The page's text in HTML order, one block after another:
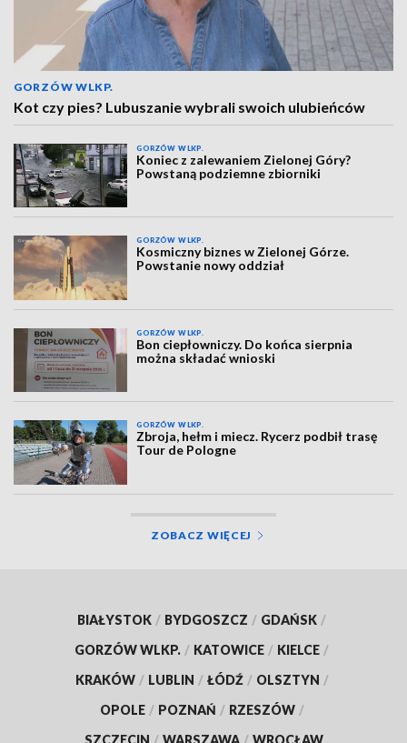
GORZÓW WLKP.
Kot czy pies? Lubuszanie wybrali swoich ulubieńców
GORZÓW WLKP.
Koniec z zalewaniem Zielonej Góry?
Powstaną podziemne zbiorniki
GORZÓW WLKP.
Kosmiczny biznes w Zielonej Górze.
Powstanie nowy oddział
GORZÓW WLKP.
Bon ciepłowniczy. Do końca sierpnia
można składać wnioski
GORZÓW WLKP.
Zbroja, hełm i miecz. Rycerz podbił trasę
Tour de Pologne
ZOBACZ WIĘCEJ
BIAŁYSTOK / BYDGOSZCZ / GDAŃSK /
GORZÓW WLKP. / KATOWICE / KIELCE /
KRAKÓW / LUBLIN / ŁÓDŹ / OLSZTYN /
OPOLE / POZNAŃ / RZESZÓW /
SZCZECIN / WARSZAWA / WROCŁAW